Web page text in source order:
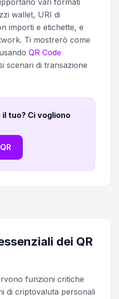
vari formati
wallet, URI di
importi e etichette, e
Ti mostrerò come
QR Code
scenari di transazione
tuo? Ci vogliono
dei QR
funzioni critiche
di criptovaluta personali